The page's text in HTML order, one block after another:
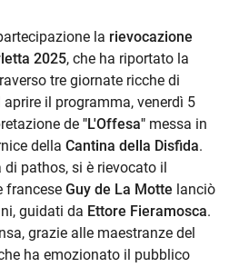
la rievocazione
2025, che ha riportato la
tre giornate ricche di
il programma, venerdì 5
de "L'Offesa" messa in
della Cantina della Disfida.
pathos, si è rievocato il
francese Guy de La Motte lanciò
guidati da Ettore Fieramosca.
grazie alle maestranze del
ha emozionato il pubblico